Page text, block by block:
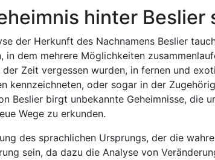
hinter
der Herkunft des Nachnamens Beslier
in dem mehrere Möglichkeiten
der Zeit vergessen wurden, in fernen und
kennzeichneten, oder sogar in der
Beslier birgt unbekannte Geheimnisse, die
Wege zu erkunden.
des sprachlichen Ursprungs, der die
sein, da dazu die Analyse von